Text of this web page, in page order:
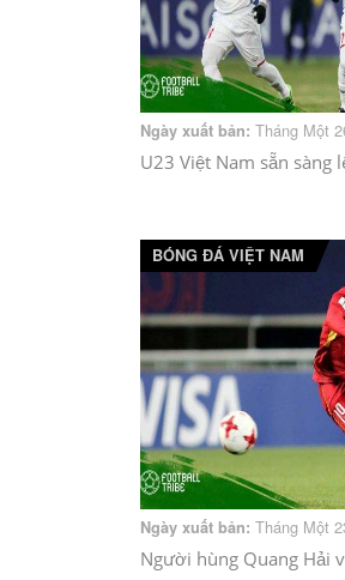
Ngày xuất bản: Tháng Một
U23 Việt Nam sẵn sàng
BÓNG ĐÁ VIỆT NAM
Ngày xuất bản: Tháng Một
Người hùng Quang Hải